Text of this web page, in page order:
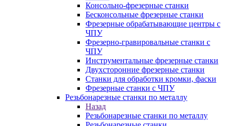
Консольно-фрезерные станки
Бесконсольные фрезерные станки
Фрезерные обрабатывающие центры с
ЧПУ
Фрезерно-гравировальные станки с
ЧПУ
Инструментальные фрезерные станки
Двухсторонние фрезерные станки
Станки для обработки кромки, фаски
Фрезерные станки с ЧПУ
Резьбонарезные станки по металлу
Назад
Резьбонарезные станки по металлу